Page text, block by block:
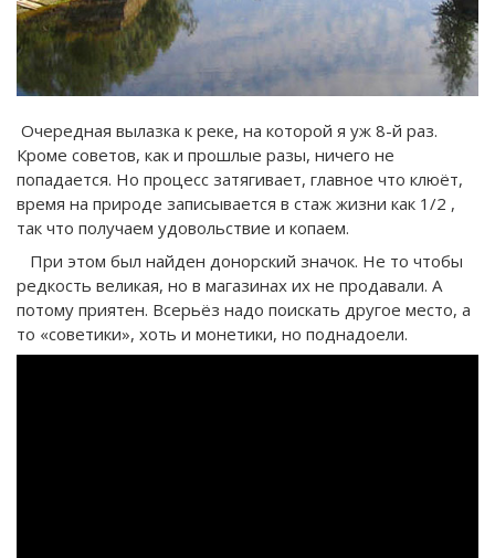
Очередная вылазка к реке, на которой я уж 8-й раз.
Кроме советов, как и прошлые разы, ничего не
попадается. Но процесс затягивает, главное что клюёт,
время на природе записывается в стаж жизни как 1/2 ,
так что получаем удовольствие и копаем.
При этом был найден донорский значок. Не то чтобы
редкость великая, но в магазинах их не продавали. А
потому приятен. Всерьёз надо поискать другое место, а
то «советики», хоть и монетики, но поднадоели.